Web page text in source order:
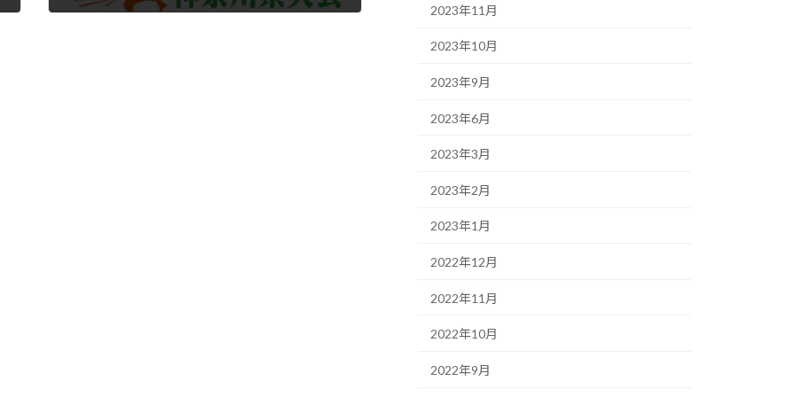
2023年11月
2023年10月
2023年9月
2023年6月
2023年3月
2023年2月
2023年1月
2022年12月
2022年11月
2022年10月
2022年9月